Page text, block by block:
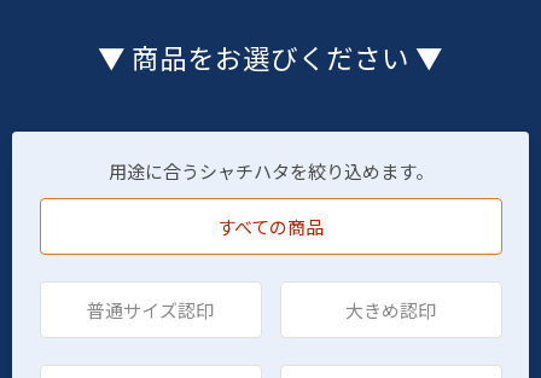
▼ 商品をお選びください ▼
用途に合うシャチハタを絞り込めます。
すべての商品
普通サイズ認印 大きめ認印